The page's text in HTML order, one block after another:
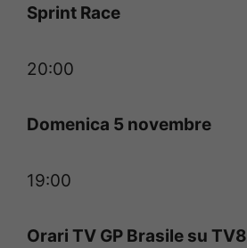
Sprint Race
20:00
Domenica 5 novembre
19:00
Orari TV GP Brasile su TV8